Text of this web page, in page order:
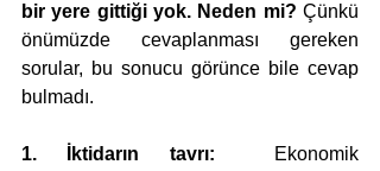
bir yere gittiği yok. Neden mi? Çünkü
önümüzde cevaplanması gereken
sorular, bu sonucu görünce bile cevap
bulmadı.
1. İktidarın tavrı:
Ekonomik